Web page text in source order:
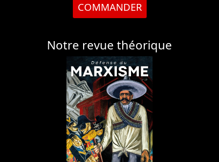
COMMANDER
Notre revue théorique